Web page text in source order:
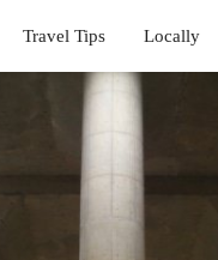
Travel Tips Locally